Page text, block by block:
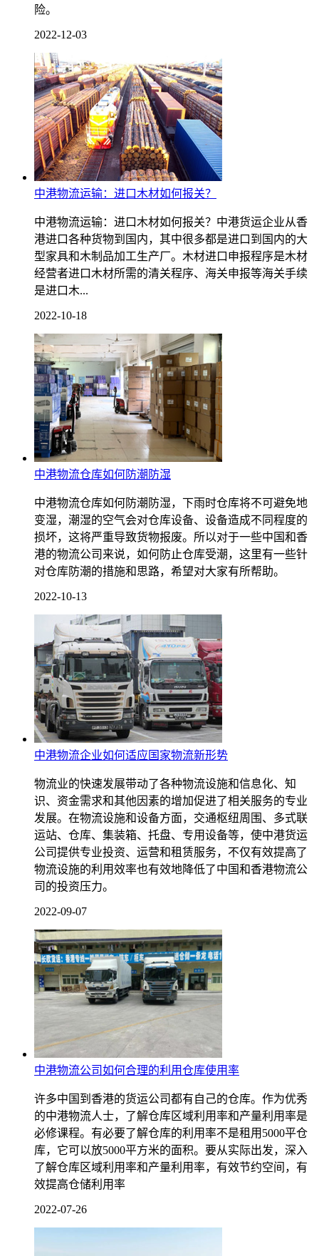
险。
2022-12-03
中港物流运输：进口木材如何报关？
中港物流运输：进口木材如何报关？中港货运企业从香
港进口各种货物到国内，其中很多都是进口到国内的大
型家具和木制品加工生产厂。木材进口申报程序是木材
经营者进口木材所需的清关程序、海关申报等海关手续
是进口木...
2022-10-18
中港物流仓库如何防潮防湿
中港物流仓库如何防潮防湿，下雨时仓库将不可避免地
变湿，潮湿的空气会对仓库设备、设备造成不同程度的
损坏，这将严重导致货物报废。所以对于一些中国和香
港的物流公司来说，如何防止仓库受潮，这里有一些针
对仓库防潮的措施和思路，希望对大家有所帮助。
2022-10-13
中港物流企业如何适应国家物流新形势
物流业的快速发展带动了各种物流设施和信息化、知
识、资金需求和其他因素的增加促进了相关服务的专业
发展。在物流设施和设备方面，交通枢纽周围、多式联
运站、仓库、集装箱、托盘、专用设备等，使中港货运
公司提供专业投资、运营和租赁服务，不仅有效提高了
物流设施的利用效率也有效地降低了中国和香港物流公
司的投资压力。
2022-09-07
中港物流公司如何合理的利用仓库使用率
许多中国到香港的货运公司都有自己的仓库。作为优秀
的中港物流人士，了解仓库区域利用率和产量利用率是
必修课程。有必要了解仓库的利用率不是租用5000平仓
库，它可以放5000平方米的面积。要从实际出发，深入
了解仓库区域利用率和产量利用率，有效节约空间，有
效提高仓储利用率
2022-07-26